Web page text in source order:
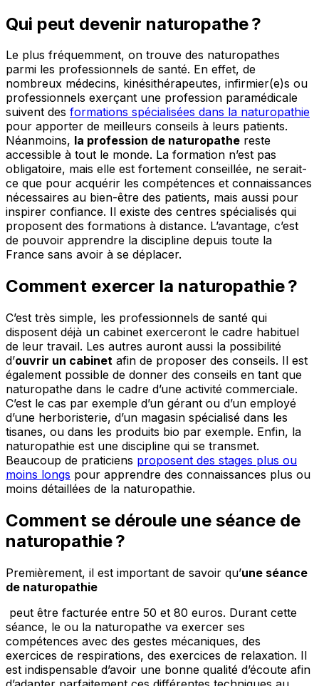
Qui peut devenir naturopathe ?
Le plus fréquemment, on trouve des naturopathes
parmi les professionnels de santé. En effet, de
nombreux médecins, kinésithérapeutes, infirmier(e)s ou
professionnels exerçant une profession paramédicale
suivent des formations spécialisées dans la naturopathie
pour apporter de meilleurs conseils à leurs patients.
Néanmoins, la profession de naturopathe reste
accessible à tout le monde. La formation n’est pas
obligatoire, mais elle est fortement conseillée, ne serait-
ce que pour acquérir les compétences et connaissances
nécessaires au bien-être des patients, mais aussi pour
inspirer confiance. Il existe des centres spécialisés qui
proposent des formations à distance. L’avantage, c’est
de pouvoir apprendre la discipline depuis toute la
France sans avoir à se déplacer.
Comment exercer la naturopathie ?
C’est très simple, les professionnels de santé qui
disposent déjà un cabinet exerceront le cadre habituel
de leur travail. Les autres auront aussi la possibilité
d’ouvrir un cabinet afin de proposer des conseils. Il est
également possible de donner des conseils en tant que
naturopathe dans le cadre d’une activité commerciale.
C’est le cas par exemple d’un gérant ou d’un employé
d’une herboristerie, d’un magasin spécialisé dans les
tisanes, ou dans les produits bio par exemple. Enfin, la
naturopathie est une discipline qui se transmet.
Beaucoup de praticiens proposent des stages plus ou
moins longs pour apprendre des connaissances plus ou
moins détaillées de la naturopathie.
Comment se déroule une séance de
naturopathie ?
Premièrement, il est important de savoir qu’une séance
de naturopathie
peut être facturée entre 50 et 80 euros. Durant cette
séance, le ou la naturopathe va exercer ses
compétences avec des gestes mécaniques, des
exercices de respirations, des exercices de relaxation. Il
est indispensable d’avoir une bonne qualité d’écoute afin